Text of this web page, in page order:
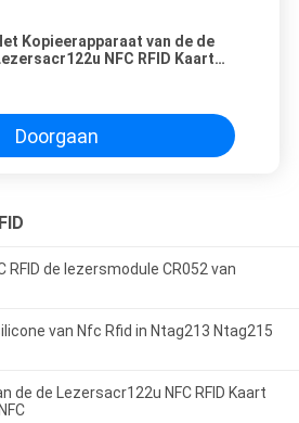
Kopieerapparaat van de de
NFC RFID Kaart
Doorgaan
RFID de lezersmodule CR052 van
van Nfc Rfid in Ntag213 Ntag215
de de Lezersacr122u NFC RFID Kaart